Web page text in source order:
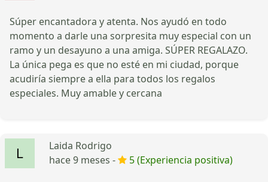
Súper encantadora y atenta. Nos ayudó en todo
momento a darle una sorpresita muy especial con un
ramo y un desayuno a una amiga. SÚPER REGALAZO.
La única pega es que no esté en mi ciudad, porque
acudiría siempre a ella para todos los regalos
especiales. Muy amable y cercana
Laida Rodrigo
hace 9 meses -
5 (Experiencia positiva)